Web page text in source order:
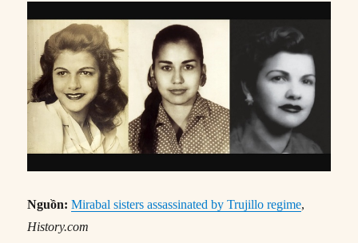
Nguồn:Mirabal sisters assassinated by Trujillo regime,
History.com